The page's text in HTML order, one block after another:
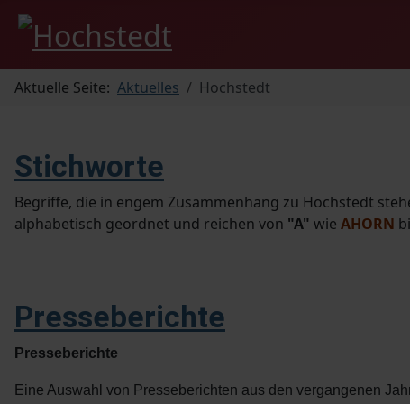
Aktuelle Seite: Aktuelles Hochstedt
Stichworte
Begriffe, die in engem Zusammenhang zu Hochstedt
alphabetisch geordnet und reichen von "A" wie AHORN
Presseberichte
Presseberichte
Eine Auswahl von Presseberichten aus den vergangenen